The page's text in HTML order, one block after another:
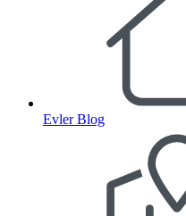
Evler Blog